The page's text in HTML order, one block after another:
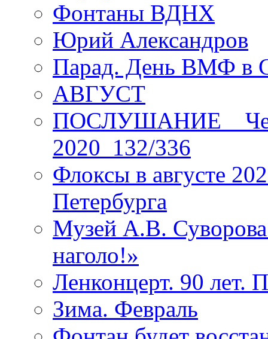
Фонтаны ВДНХ
Юрий Александров
Парад. День ВМФ в
АВГУСТ
ПОСЛУШАНИЕ _
2020_132/336
Флоксы в августе
Петербурга
Музей А.В.
наголо!»
Ленконцерт. 90 лет.
Зима. Февраль